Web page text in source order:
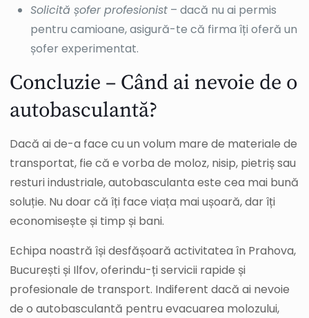
Solicită șofer profesionist – dacă nu ai permis
pentru camioane, asigură-te că firma îți oferă un
șofer experimentat.
Concluzie – Când ai nevoie de o
autobasculantă?
Dacă ai de-a face cu un volum mare de materiale de
transportat, fie că e vorba de moloz, nisip, pietriș sau
resturi industriale, autobasculanta este cea mai bună
soluție. Nu doar că îți face viața mai ușoară, dar îți
economisește și timp și bani.
Echipa noastră își desfășoară activitatea în Prahova,
București și Ilfov, oferindu-ți servicii rapide și
profesionale de transport. Indiferent dacă ai nevoie
de o autobasculantă pentru evacuarea molozului,